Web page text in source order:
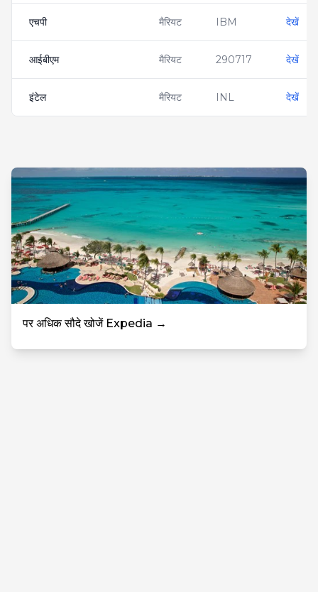
एचपी मैरियट IBM देखें
आईबीएम मैरियट 290717 देखें
इंटेल मैरियट INL देखें
पर अधिक सौदे खोजें Expedia →